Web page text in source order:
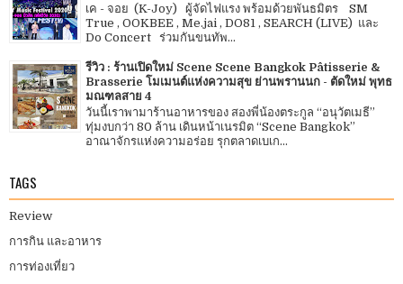
เค - จอย (K-Joy) ผู้จัดไฟแรง พร้อมด้วยพันธมิตร SM
True , OOKBEE , Me.jai , DO81 , SEARCH (LIVE) และ
Do Concert ร่วมกันขนทัพ...
รีวิว : ร้านเปิดใหม่ Scene Scene Bangkok Pâtisserie &
Brasserie โมเมนต์แห่งความสุข ย่านพรานนก - ตัดใหม่ พุทธ
มณฑลสาย 4
วันนี้เราพามาร้านอาหารของ สองพี่น้องตระกูล “อนุวัตเมธี”
ทุ่มงบกว่า 80 ล้าน เดินหน้าเนรมิต “Scene Bangkok”
อาณาจักรแห่งความอร่อย รุกตลาดเบเก...
TAGS
Review
การกิน และอาหาร
การท่องเที่ยว